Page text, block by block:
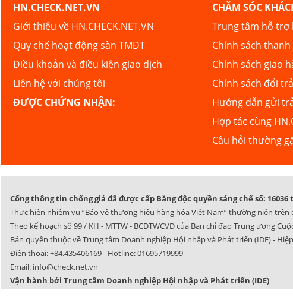
HN.CHECK.NET.VN
Giới thiệu về HN.CHECK.NET.VN
Quy chế hoạt động sàn TMĐT
Điều khoản và điều kiện giao dịch
Liên hệ với chúng tôi
ĐƯỢC CHỨNG NHẬN:
CHĂM SÓC
Trung tâm hỗ trợ
Chính sách
Chính sách giao
Chính sách đổi trả
Hướng dẫn gửi
Hợp tác cùng
Câu hỏi thường
Cổng thông tin chống giả đã được cấp Bằng độc quyền sáng chế số:
Thực hiện nhiệm vụ “Bảo vệ thương hiệu hàng hóa Việt Nam” thường niên
Theo kế hoạch số 99 / KH - MTTW - BCĐTWCVĐ của Ban chỉ đạo Trung ương
Bản quyền thuộc về Trung tâm Doanh nghiệp Hội nhập và Phát triển (IDE) -
Điện thoại:+84.435406169- Hotline:01695719999
Email: info@check.net.vn
Vận hành bởi Trung tâm Doanh nghiệp Hội nhập và Phát triển (IDE)